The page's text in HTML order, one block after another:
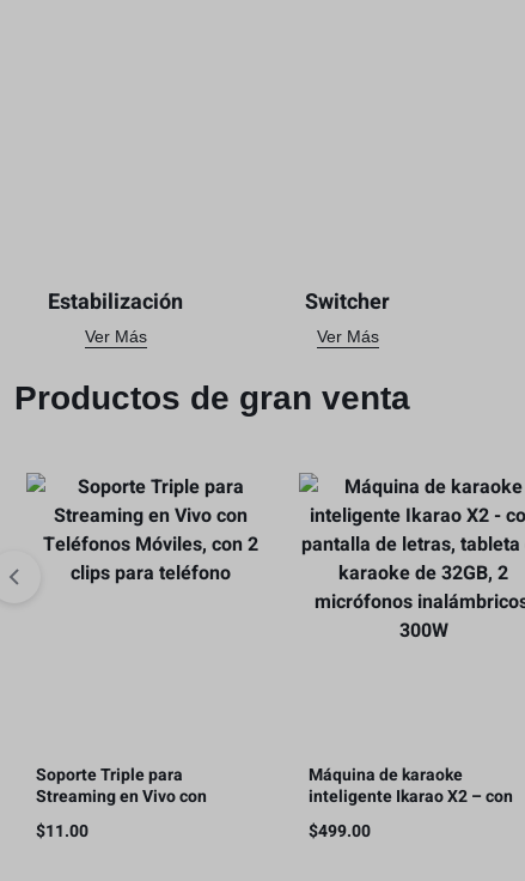
Estabilización
Ver Más
Switcher
Ver Más
Productos de gran venta
Soporte Triple para
Streaming en Vivo con
Teléfonos Móviles, con 2 clips
para teléfono
$11.00
Máquina de karaoke
inteligente Ikarao X2 – con
pantalla de letras, tableta de
karaoke de 32GB, 2
$499.00